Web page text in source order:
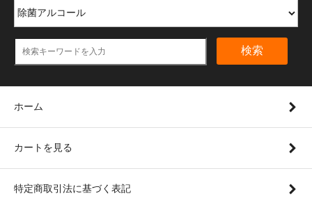
検索
ホーム
カートを見る
特定商取引法に基づく表記